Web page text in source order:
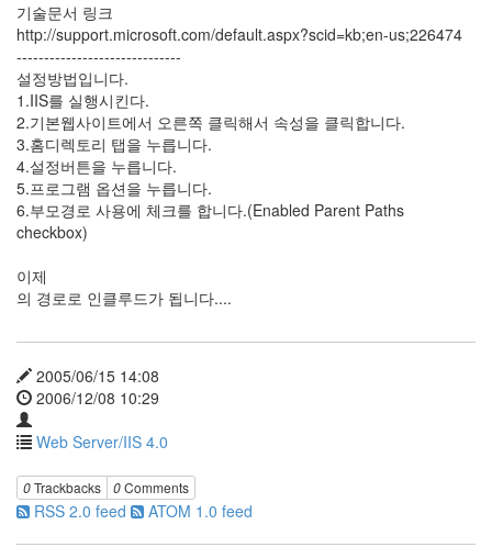
기술문서 링크
http://support.microsoft.com/default.aspx?scid=kb;en-us;226474
------------------------------
설정방법입니다.
1.IIS를 실행시킨다.
2.기본웹사이트에서 오른쪽 클릭해서 속성을 클릭합니다.
3.홈디렉토리 탭을 누릅니다.
4.설정버튼을 누릅니다.
5.프로그램 옵션을 누릅니다.
6.부모경로 사용에 체크를 합니다.(Enabled Parent Paths
checkbox)
이제
의 경로로 인클루드가 됩니다....
2005/06/15 14:08
2006/12/08 10:29
Web Server/IIS 4.0
0Trackbacks 0Comments
RSS 2.0 feed ATOM 1.0 feed
IIS
4.0
19
DNS
Server
3
Mail
Server
1
Exchange
Server
1
Exchange
0
Firewall
Server
0
Server
0